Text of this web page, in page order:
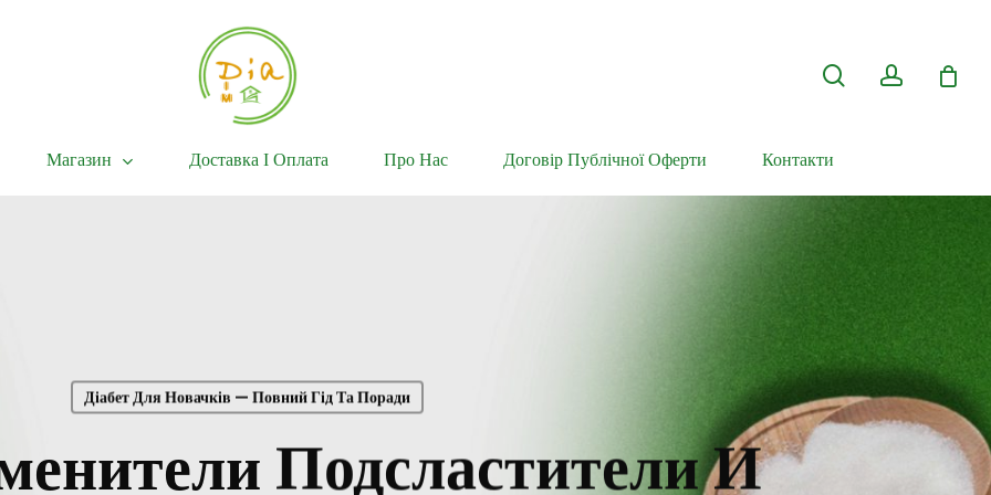
Магазин Доставка І Оплата Про Нас Договір Публічної Оферти Контакти
Діабет Для Новачків — Повний Гід Та Поради
Подсластители И